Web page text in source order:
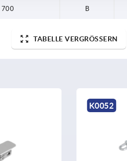
700 B
TABELLE VERGRÖSSERN
K0052